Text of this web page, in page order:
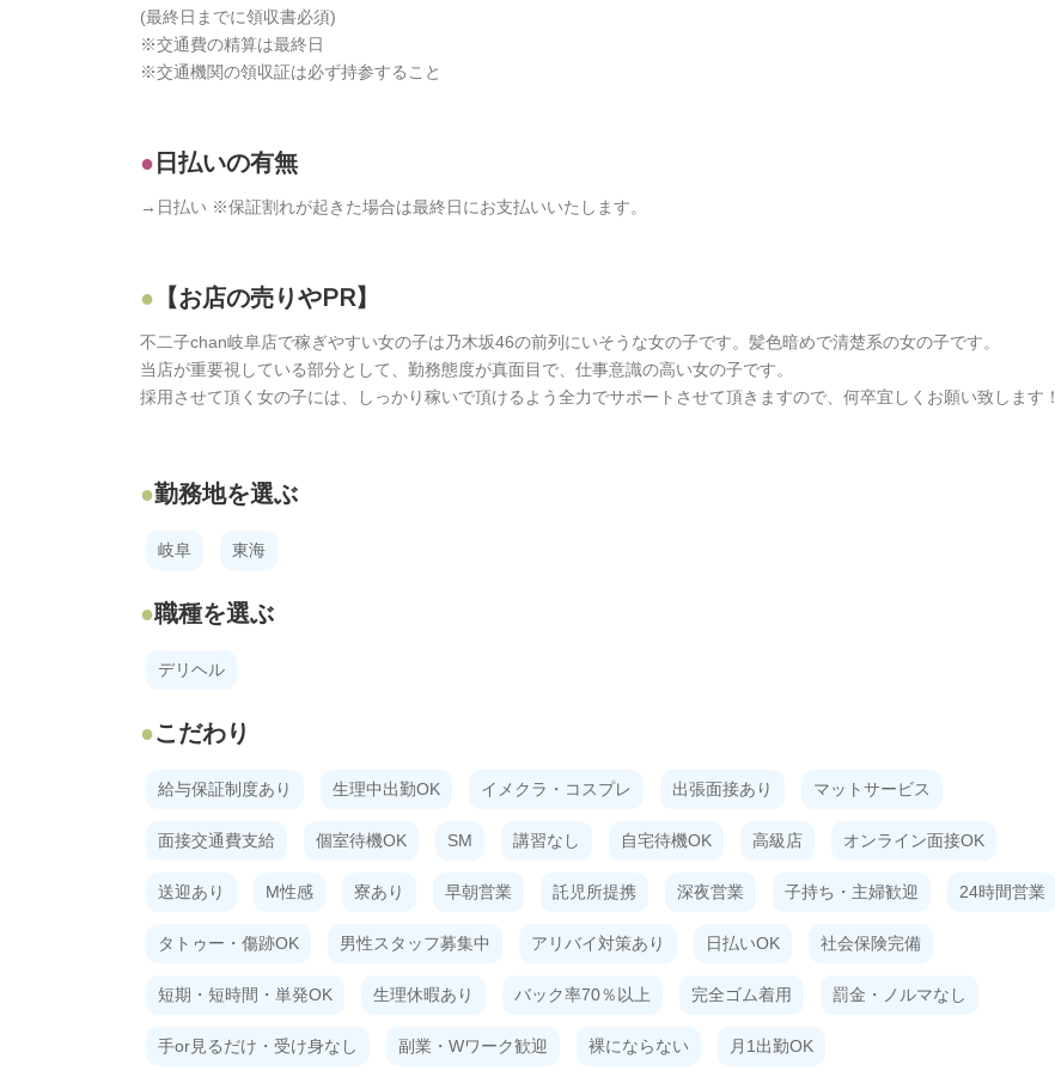
(最終日までに領収書必須)
※交通費の精算は最終日
※交通機関の領収証は必ず持参すること
日払いの有無
→日払い ※保証割れが起きた場合は最終日にお支払いいたします。
【お店の売りやPR】
不二子chan岐阜店で稼ぎやすい女の子は乃木坂46の前列にいそうな女の子です。髪色暗めで清楚系の女の子です。
当店が重要視している部分として、勤務態度が真面目で、仕事意識の高い女の子です。
採用させて頂く女の子には、しっかり稼いで頂けるよう全力でサポートさせて頂きますので、何卒宜しくお願い致します！
勤務地を選ぶ
岐阜 東海
職種を選ぶ
デリヘル
こだわり
給与保証制度あり 生理中出勤OK イメクラ・コスプレ 出張面接あり マットサービス
面接交通費支給 個室待機OK SM 講習なし 自宅待機OK 高級店 オンライン面接OK
送迎あり M性感 寮あり 早朝営業 託児所提携 深夜営業 子持ち・主婦歓迎 24時間営業
タトゥー・傷跡OK 男性スタッフ募集中 アリバイ対策あり 日払いOK 社会保険完備
短期・短時間・単発OK 生理休暇あり バック率70％以上 完全ゴム着用 罰金・ノルマなし
手or見るだけ・受け身なし 副業・Wワーク歓迎 裸にならない 月1出勤OK